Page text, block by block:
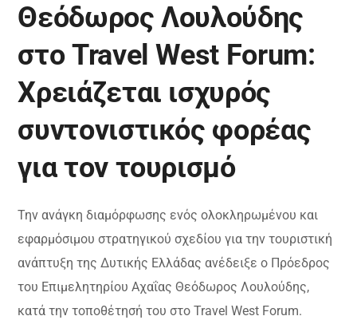
Θεόδωρος Λουλούδης
στο Travel West Forum:
Χρειάζεται ισχυρός
συντονιστικός φορέας
για τον τουρισμό
Την ανάγκη διαμόρφωσης ενός ολοκληρωμένου και
εφαρμόσιμου στρατηγικού σχεδίου για την τουριστική
ανάπτυξη της Δυτικής Ελλάδας ανέδειξε ο Πρόεδρος
του Επιμελητηρίου Αχαΐας Θεόδωρος Λουλούδης,
κατά την τοποθέτησή του στο Travel West Forum.